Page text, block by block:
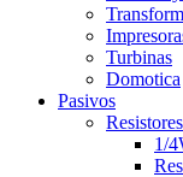
Turbinas
Domotica
Pasivos
1/